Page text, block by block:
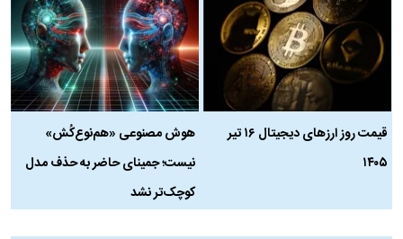
قیمت روز ارز‌های دیجیتال ۱۶ تیر
۱۴۰۵
هوش مصنوعی «هم‌نوع‌کُش»
نیست؛ جمینای حاضر به حذف مدل
کوچک‌تر نشد